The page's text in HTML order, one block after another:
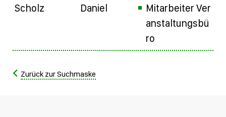
Scholz Daniel
Mitarbeiter Ver
anstaltungsbü
ro
Zurück zur Suchmaske